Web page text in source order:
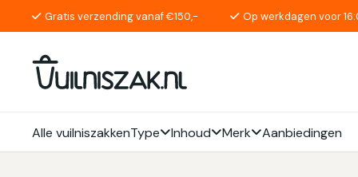
Gratis verzending vanaf €150,- Op werkdagen voor
Alle vuilniszakkenType Inhoud Merk Aanbiedingen